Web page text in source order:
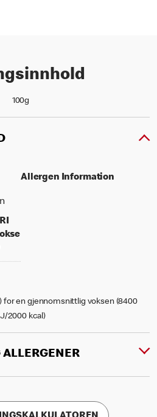
100g
daily value for an adult
Allergen Information
for en gjennomsnittlig voksen (8400
2000 kcal)